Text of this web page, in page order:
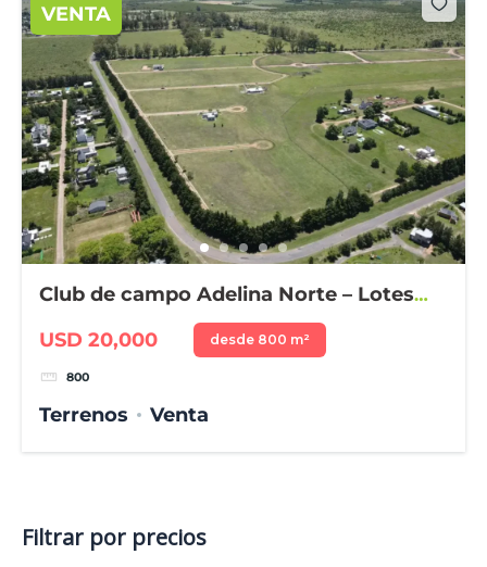
VENTA
Club de campo Adelina Norte – Lotes
USD 20,000 desde 800 m²
800
Terrenos Venta
Filtrar por precios